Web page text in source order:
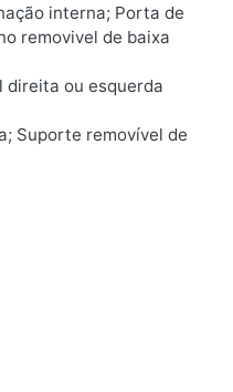
interna; Porta de
removivel de baixa
ou esquerda
Suporte removível de